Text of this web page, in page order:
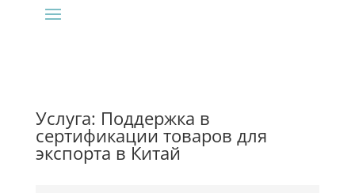
Услуга: Поддержка в
сертификации товаров для
экспорта в Китай